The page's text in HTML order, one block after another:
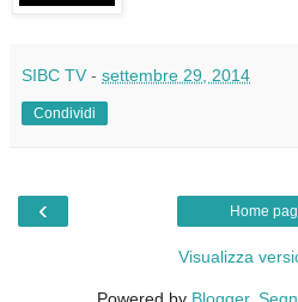
SIBC TV - settembre 29, 2014
Condividi
‹ Home
Visualizza
Powered by Blogger.